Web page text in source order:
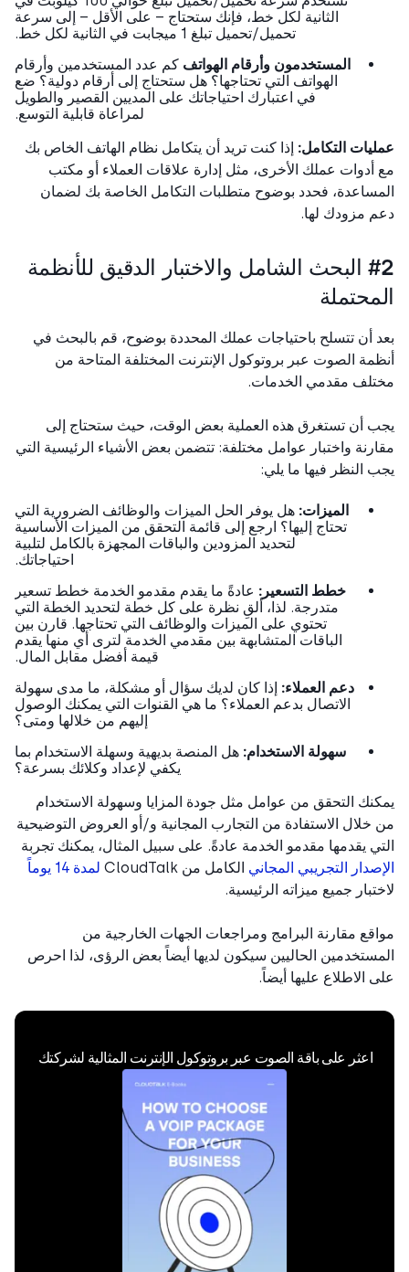
الثانية لكل خط، فإنك ستحتاج – على الأقل – إلى سرعة
تحميل/تحميل تبلغ 1 ميجابت في الثانية لكل خط.
المستخدمون وأرقام الهواتفكم عدد المستخدمين وأرقام
الهواتف التي تحتاجها؟ هل ستحتاج إلى أرقام دولية؟ ضع
في اعتبارك احتياجاتك على المديين القصير والطويل
لمراعاة قابلية التوسع.
التكامل:إذا كنت تريد أن يتكامل نظام الهاتف الخاص بك
عملك الأخرى، مثل إدارة علاقات العملاء أو مكتب
فحدد بوضوح متطلبات التكامل الخاصة بك لضمان
مزودك لها.
#2 البحث الشامل والاختبار الدقيق للأنظمة
أن تتسلح باحتياجات عملك المحددة بوضوح، قم بالبحث في
الصوت عبر بروتوكول الإنترنت المختلفة المتاحة من
مقدمي الخدمات.
أن تستغرق هذه العملية بعض الوقت، حيث ستحتاج إلى
واختبار عوامل مختلفة: تتضمن بعض الأشياء الرئيسية التي
النظر فيها ما يلي:
الميزات:هل يوفر الحل الميزات والوظائف الضرورية التي
تحتاج إليها؟ ارجع إلى قائمة التحقق من الميزات الأساسية
لتحديد المزودين والباقات المجهزة بالكامل لتلبية
احتياجاتك.
خطط التسعير:عادةً ما يقدم مقدمو الخدمة خطط تسعير
متدرجة. لذا، ألقِ نظرة على كل خطة لتحديد الخطة التي
تحتوي على الميزات والوظائف التي تحتاجها. قارن بين
الباقات المتشابهة بين مقدمي الخدمة لترى أي منها يقدم
قيمة أفضل مقابل المال.
دعم العملاء:إذا كان لديك سؤال أو مشكلة، ما مدى سهولة
الاتصال بدعم العملاء؟ ما هي القنوات التي يمكنك الوصول
إليهم من خلالها ومتى؟
سهولة الاستخدام:هل المنصة بديهية وسهلة الاستخدام بما
يكفي لإعداد وكلائك بسرعة؟
التحقق من عوامل مثل جودة المزايا وسهولة الاستخدام
الاستفادة من التجارب المجانية و/أو العروض التوضيحية
يقدمها مقدمو الخدمة عادةً. على سبيل المثال، يمكنك تجربة
التجريبي المجانيالكامل من CloudTalk
لمدة 14 يوماً
جميع ميزاته الرئيسية.
مقارنة البرامج ومراجعات الجهات الخارجية من
الحاليين سيكون لديها أيضاً بعض الرؤى، لذا احرص
الاطلاع عليها أيضاً.
اعثر على باقة الصوت عبر بروتوكول الإنترنت المثالية لشركتك